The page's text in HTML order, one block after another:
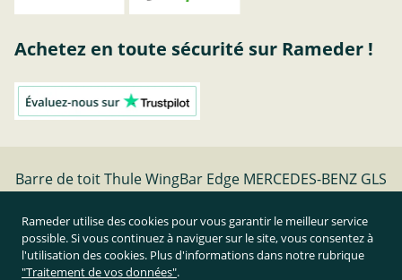
Achetez en toute sécurité sur Rameder !
Barre de toit Thule WingBar Edge MERCEDES-BENZ GLS
Résilier le contrat
Rameder utilise des cookies pour vous garantir le meilleur service
possible. Si vous continuez à naviguer sur le site, vous consentez à
l'utilisation des cookies. Plus d'informations dans notre rubrique
"Traitement de vos données".